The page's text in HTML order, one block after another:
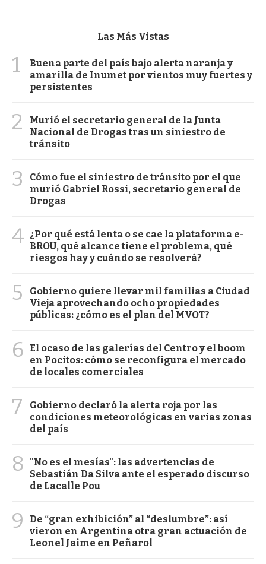
Las Más Vistas
1
Buena parte del país bajo alerta naranja y
amarilla de Inumet por vientos muy fuertes y
persistentes
2
Murió el secretario general de la Junta
Nacional de Drogas tras un siniestro de
tránsito
3
Cómo fue el siniestro de tránsito por el que
murió Gabriel Rossi, secretario general de
Drogas
4 ¿Por qué está lenta o se cae la plataforma e-
BROU, qué alcance tiene el problema, qué
riesgos hay y cuándo se resolverá?
5
Gobierno quiere llevar mil familias a Ciudad
Vieja aprovechando ocho propiedades
públicas: ¿cómo es el plan del MVOT?
6
El ocaso de las galerías del Centro y el boom
en Pocitos: cómo se reconfigura el mercado
de locales comerciales
7
Gobierno declaró la alerta roja por las
condiciones meteorológicas en varias zonas
del país
8
"No es el mesías": las advertencias de
Sebastián Da Silva ante el esperado discurso
de Lacalle Pou
9
De “gran exhibición” al “deslumbre”: así
vieron en Argentina otra gran actuación de
Leonel Jaime en Peñarol